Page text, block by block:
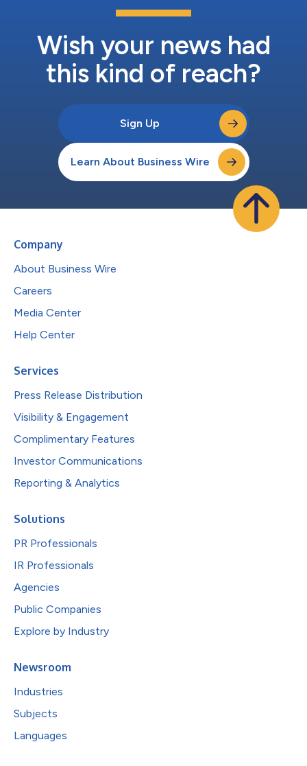
電容量（100MWh相当）を提供する見込みで、最大4GWまで完
全に拡張可能な設計となっています。この画期的な契約により両
の脱炭素化加速という共通の長期目標に向けて利害が一致する...
Wish your news had
this kind of reach?
Sign Up
Learn About Business Wire
Company
About Business Wire
Careers
Media Center
Help Center
Services
Press Release Distribution
Visibility & Engagement
Complimentary Features
Investor Communications
Reporting & Analytics
Solutions
PR Professionals
IR Professionals
Agencies
Public Companies
Explore by Industry
Newsroom
Industries
Subjects
Languages